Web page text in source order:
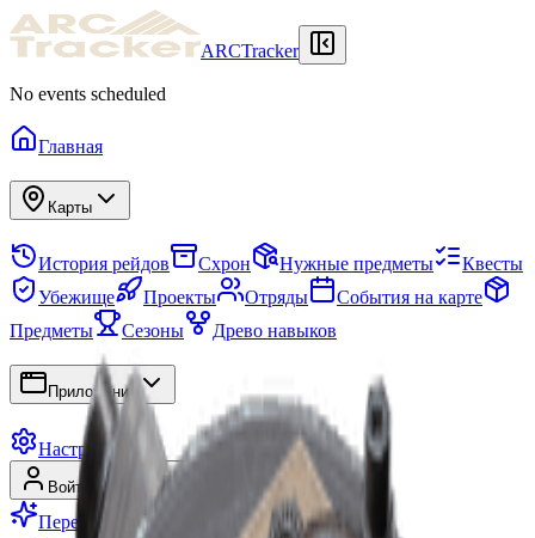
ARCTracker
No events scheduled
Главная
Карты
История рейдов Схрон Нужные предметы
Квесты
Убежище
Проекты Отряды
События на карте
Предметы
Сезоны Древо навыков
Приложения
Настройки
Войти Регистрация
Перейти на Premium